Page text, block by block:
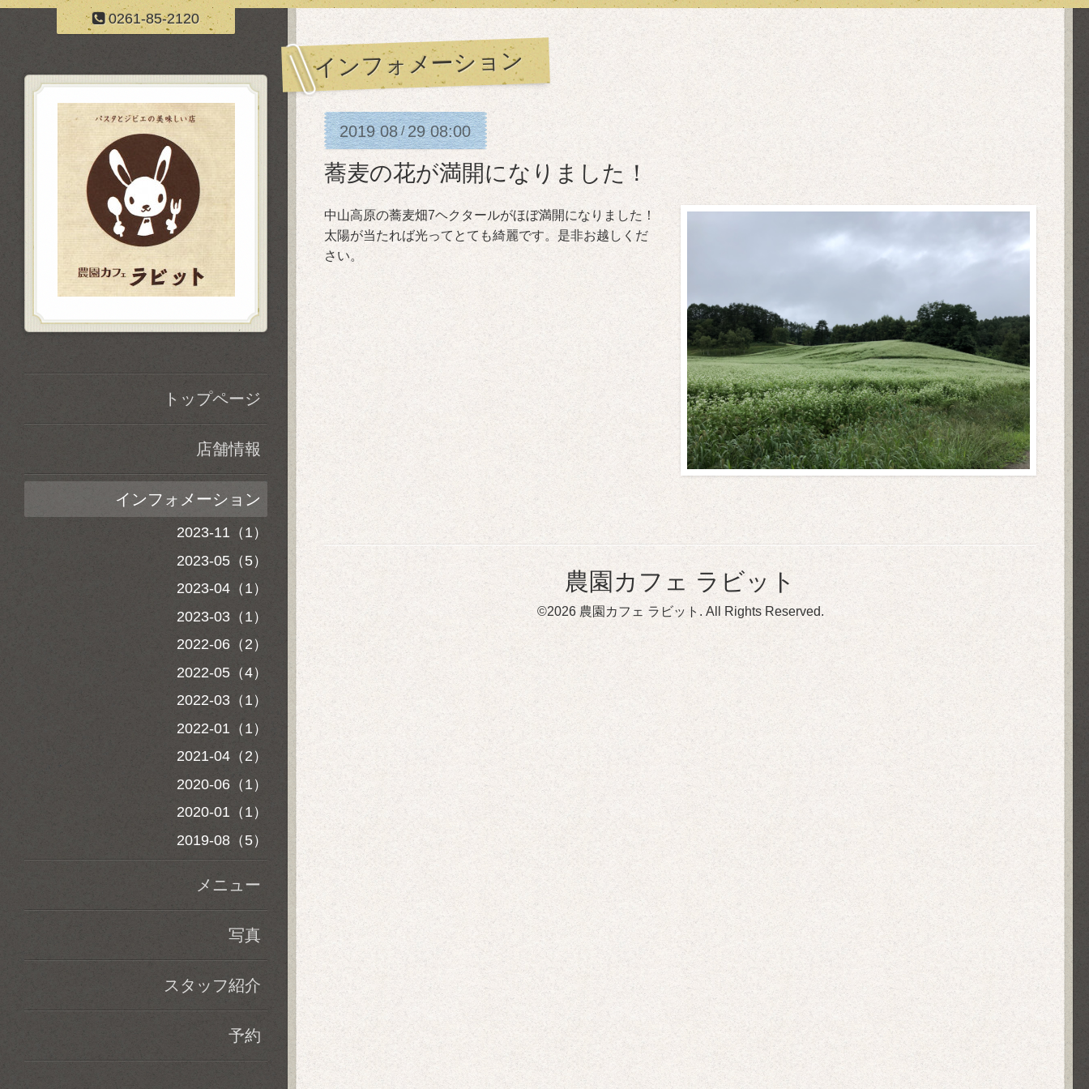
0261-85-2120
インフォメーション
2019 08/ 29 08:00
蕎麦の花が満開になりました！
中山高原の蕎麦畑7ヘクタールがほぼ満開になりました！
太陽が当たれば光ってとても綺麗です。是非お越しくだ
さい。
農園カフェ ラビット
©2026 農園カフェ ラビット . All Rights Reserved.
トップページ
店舗情報
インフォメーション
2023-11（1）
2023-05（5）
2023-04（1）
2023-03（1）
2022-06（2）
2022-05（4）
2022-03（1）
2022-01（1）
2021-04（2）
2020-06（1）
2020-01（1）
2019-08（5）
メニュー
写真
スタッフ紹介
予約